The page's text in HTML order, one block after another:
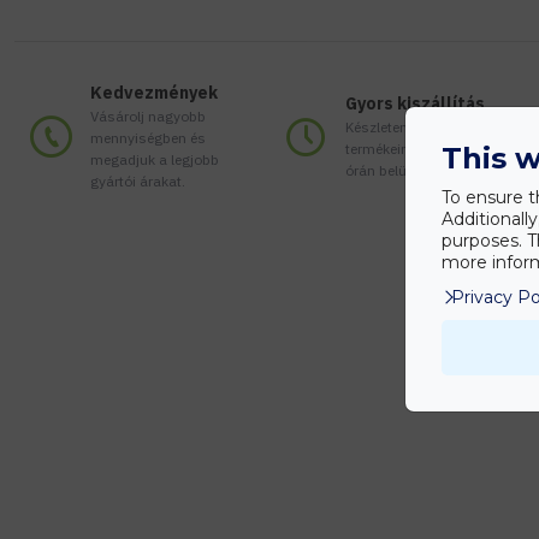
Kedvezmények
Vásárolj nagyobb
mennyiségben és
megadjuk a legjobb
gyártói árakat.
Gyors kiszállítás
Készleten lévő
termékeinket akár 24
órán belül megkaphatod!
This
To ensure
purposes.
more
Privacy